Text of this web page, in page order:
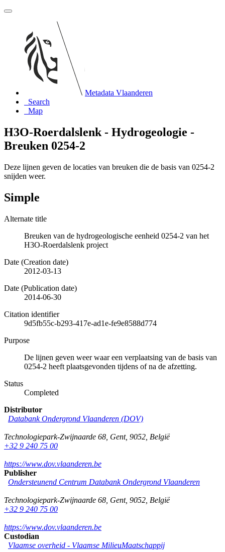
Metadata Vlaanderen
Search
Map
H3O-Roerdalslenk - Hydrogeologie -
Breuken 0254-2
Deze lijnen geven de locaties van breuken die de basis van 0254-2
snijden weer.
Simple
Alternate title
Breuken van de hydrogeologische eenheid 0254-2 van het
H3O-Roerdalslenk project
Date (Creation date)
2012-03-13
Date (Publication date)
2014-06-30
Citation identifier
9d5fb55c-b293-417e-ad1e-fe9e8588d774
Purpose
De lijnen geven weer waar een verplaatsing van de basis van
0254-2 heeft plaatsgevonden tijdens of na de afzetting.
Status
Completed
Distributor
Databank Ondergrond Vlaanderen (DOV)
Technologiepark-Zwijnaarde 68 Gent, 9052 België
+32 9 240 75 00
https://www.dov.vlaanderen.be
Publisher
Ondersteunend Centrum Databank Ondergrond Vlaanderen
Technologiepark-Zwijnaarde 68 Gent, 9052 België
+32 9 240 75 00
https://www.dov.vlaanderen.be
Custodian
Vlaamse overheid - Vlaamse MilieuMaatschappij